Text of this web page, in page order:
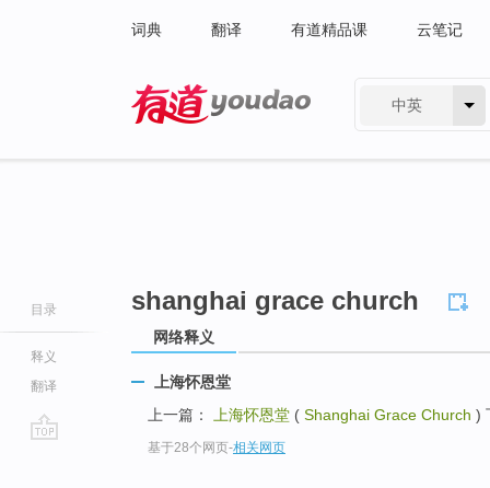
词典 翻译 有道精品课 云笔记
中英
目录
释义
翻译
shanghai grace church
网络释义
上海怀恩堂
上一篇：
上海怀恩堂 ( Shanghai Grace Church )
基于28个网页-相关网页